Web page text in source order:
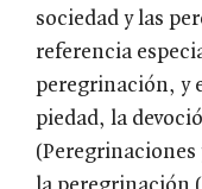
sociedad y las
referencia
peregrinación, y
piedad, la
(Peregrinaciones